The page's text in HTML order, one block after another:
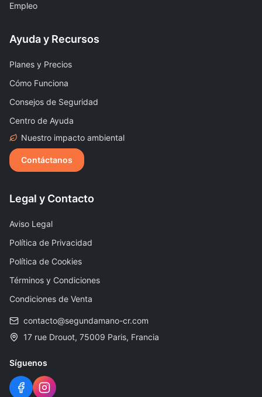
Empleo
Ayuda y Recursos
Planes y Precios
Cómo Funciona
Consejos de Seguridad
Centro de Ayuda
Nuestro impacto ambiental
Contáctanos
Legal y Contacto
Aviso Legal
Política de Privacidad
Política de Cookies
Términos y Condiciones
Condiciones de Venta
contacto@segundamano-cr.com
17 rue Drouot, 75009 Paris, Francia
Síguenos